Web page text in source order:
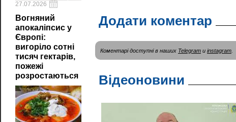
27.07.2026
Вогняний
апокаліпсис у
Європі:
вигоріло сотні
тисяч гектарів,
пожежі
розростаються
Додати коментар
Коментарі доступні в наших Telegram и instagram
Відеоновини